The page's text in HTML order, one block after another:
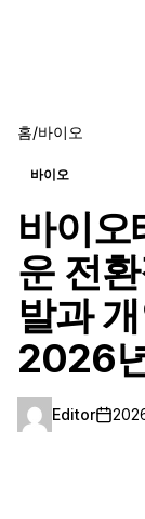
홈/바이오
바이오
바이오
운 전
발과
2026
Editor